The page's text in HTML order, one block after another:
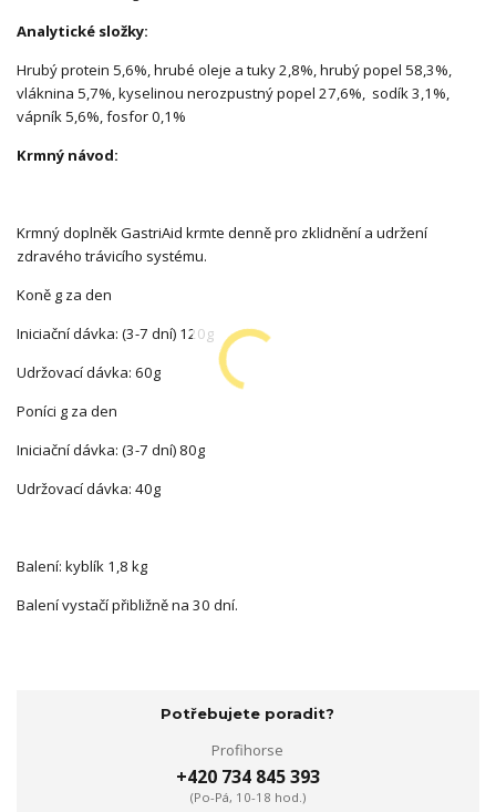
Analytické složky:
Hrubý protein 5,6%, hrubé oleje a tuky 2,8%, hrubý popel 58,3%,
vláknina 5,7%, kyselinou nerozpustný popel 27,6%, sodík 3,1%,
vápník 5,6%, fosfor 0,1%
Krmný návod:
Krmný doplněk GastriAid krmte denně pro zklidnění a udržení
zdravého trávicího systému.
Koně g za den
Iniciační dávka: (3-7 dní) 120g
Udržovací dávka: 60g
Poníci g za den
Iniciační dávka: (3-7 dní) 80g
Udržovací dávka: 40g
Balení: kyblík 1,8 kg
Balení vystačí přibližně na 30 dní.
Potřebujete poradit?
Profihorse
+420 734 845 393
(Po-Pá, 10-18 hod.)